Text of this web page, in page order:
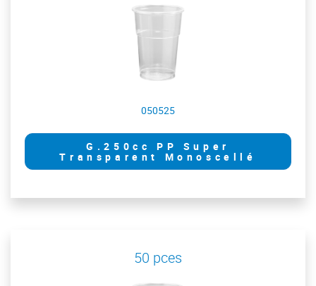
050525
G.250cc PP Super
Transparent Monoscellé
50 pces